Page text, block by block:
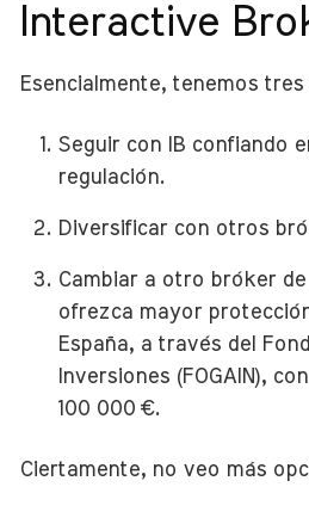
Interactive
Esencialmente, tenemos tres
Seguir con IB confiando
regulación.
Diversificar con otros
Cambiar a otro bróker
ofrezca mayor
España, a través del
Inversiones (FOGAIN),
100 000 €.
Ciertamente, no veo más